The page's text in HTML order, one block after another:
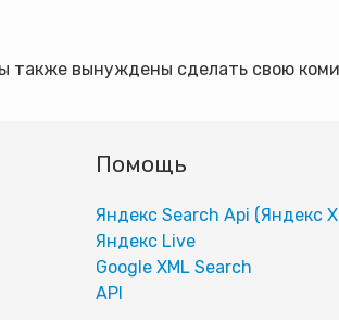
также вынуждены сделать свою
Помощь
Яндекс Search Api (Яндекс
Яндекс Live
Google XML Search
АPI